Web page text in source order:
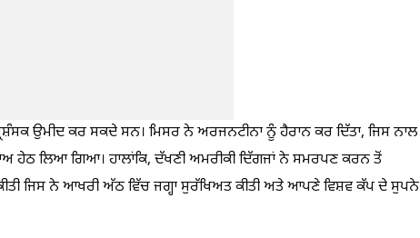
ਉਮੀਦ ਕਰ ਸਕਦੇ ਸਨ। ਮਿਸਰ ਨੇ ਅਰਜਨਟੀਨਾ ਨੂੰ ਹੈਰਾਨ ਕਰ ਦਿੱਤਾ, ਜਿਸ ਨਾਲ
ਹੇਠ ਲਿਆ ਗਿਆ। ਹਾਲਾਂਕਿ, ਦੱਖਣੀ ਅਮਰੀਕੀ ਦਿੱਗਜਾਂ ਨੇ ਸਮਰਪਣ ਕਰਨ ਤੋਂ
ਜਿਸ ਨੇ ਆਖਰੀ ਅੱਠ ਵਿੱਚ ਜਗ੍ਹਾ ਸੁਰੱਖਿਅਤ ਕੀਤੀ ਅਤੇ ਆਪਣੇ ਵਿਸ਼ਵ ਕੱਪ ਦੇ ਸੁਪਨੇ